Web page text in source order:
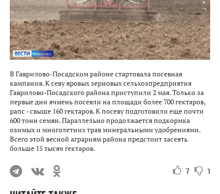
В Гаврилово-Посадском районе стартовала посевная
кампания. К севу яровых зерновых сельхозпредприятия
Гаврилово-Посадского района приступили 2 мая. Только за
первые дни ячмень посеяли на площади более 700 гектаров,
рапс - свыше 160 гектаров. К посеву подготовили еще почти
600 тонн семян. Параллельно продолжается подкормка
озимых и многолетних трав минеральными удобрениями.
Всего этой весной аграриям района предстоит засеять
больше 15 тысяч гектаров.
7 1